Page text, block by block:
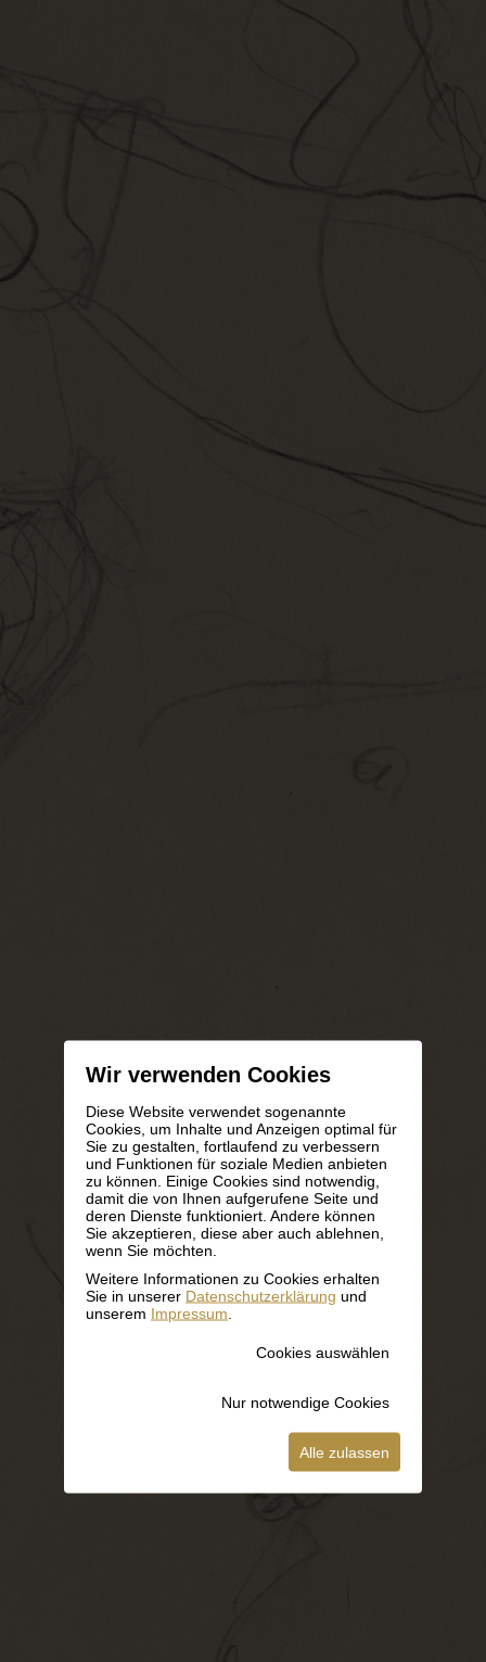
Wir verwenden Cookies
Diese Website verwendet sogenannte
Cookies, um Inhalte und Anzeigen optimal für
Sie zu gestalten, fortlaufend zu verbessern
und Funktionen für soziale Medien anbieten
zu können. Einige Cookies sind notwendig,
damit die von Ihnen aufgerufene Seite und
deren Dienste funktioniert. Andere können
Sie akzeptieren, diese aber auch ablehnen,
wenn Sie möchten.
Weitere Informationen zu Cookies erhalten
Sie in unserer Datenschutzerklärung und
unserem Impressum
Cookies auswählen
Nur notwendige Cookies
Alle zulassen